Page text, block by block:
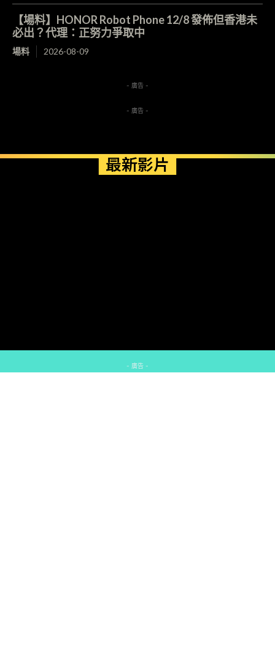
【場料】HONOR Robot Phone 12/8 發佈但香港未
必出？代理：正努力爭取中
場料 2026-08-09
- 廣告 -
- 廣告 -
最新影片
- 廣告 -